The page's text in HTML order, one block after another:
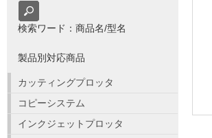
検索ワード：商品名/型名
製品別対応商品
カッティングプロッタ
コピーシステム
インクジェットプロッタ